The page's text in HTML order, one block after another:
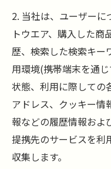
2. 当社は、ユーザーに
トウエア、購入した
歴、検索した検索キー
用環境(携帯端末を通
状態、利用に際しての
アドレス、クッキー情
報などの履歴情報およ
提携先のサービスを利
収集します。